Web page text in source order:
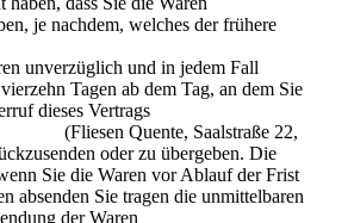
je nachdem, welches der frühere
unverzüglich und in jedem Fall
Tagen ab dem Tag, an dem Sie
dieses Vertrags
Quente, Saalstraße 22,
oder zu übergeben. Die
Sie die Waren vor Ablauf der Frist
absenden Sie tragen die unmittelbaren
der Waren